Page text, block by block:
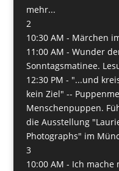
mehr...
2
10:30 AM - Märchen
11:00 AM - Wunder
Sonntagsmatinee.
12:30 PM - "...und
kein Ziel" --
Menschenpuppen.
die Ausstellung
Photographs" im
3
10:00 AM - Ich mache